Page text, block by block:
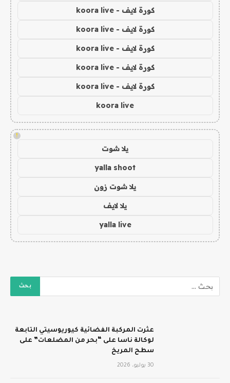
كورة لايف - koora live
كورة لايف - koora live
كورة لايف - koora live
كورة لايف - koora live
كورة لايف - koora live
koora live
!
يلا شوت
yalla shoot
يلا شوت زون
يلا لايف
yalla live
عثرت المركبة الفضائية كيوريوسيتي التابعة
لوكالة ناسا على “بحر من المضلعات” على
سطح المريخ
30 يوليو، 2026